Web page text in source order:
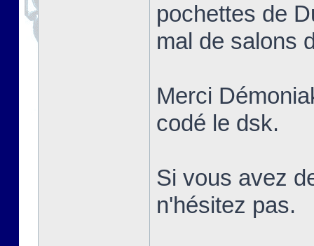
pochettes de
mal de salons
Merci
codé le dsk.
Si vous avez
n'hésitez pas.